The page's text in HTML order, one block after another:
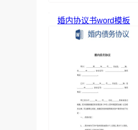
婚内协议书word模板